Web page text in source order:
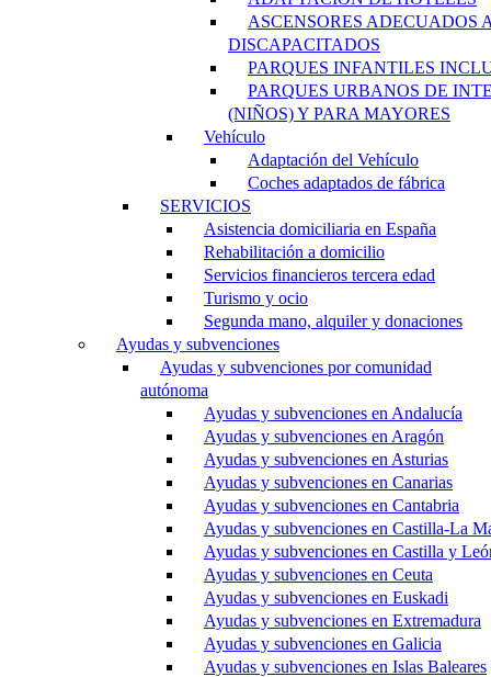
ASCENSORES ADECUADOS
DISCAPACITADOS
PARQUES INFANTILES
PARQUES URBANOS DE
(NIÑOS) Y PARA MAYORES
Vehículo
Adaptación del Vehículo
Coches adaptados de fábrica
SERVICIOS
Asistencia domiciliaria en España
Rehabilitación a domicilio
Servicios financieros tercera edad
Turismo y ocio
Segunda mano, alquiler y donaciones
Ayudas y subvenciones
Ayudas y subvenciones por comunidad
autónoma
Ayudas y subvenciones en Andalucía
Ayudas y subvenciones en Aragón
Ayudas y subvenciones en Asturias
Ayudas y subvenciones en Canarias
Ayudas y subvenciones en Cantabria
Ayudas y subvenciones en Castilla-La
Ayudas y subvenciones en Castilla y
Ayudas y subvenciones en Ceuta
Ayudas y subvenciones en Euskadi
Ayudas y subvenciones en Extremadura
Ayudas y subvenciones en Galicia
Ayudas y subvenciones en Islas Baleares